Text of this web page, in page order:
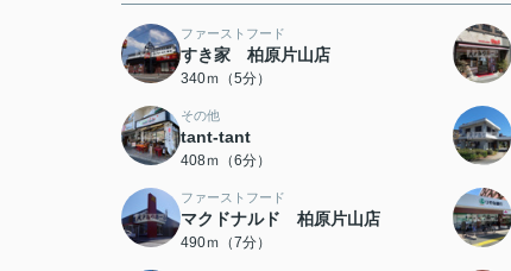
ファーストフード
すき家 柏原片山店
340ｍ（5分）
その他
tant-tant
408ｍ（6分）
ファーストフード
マクドナルド 柏原片山店
490ｍ（7分）